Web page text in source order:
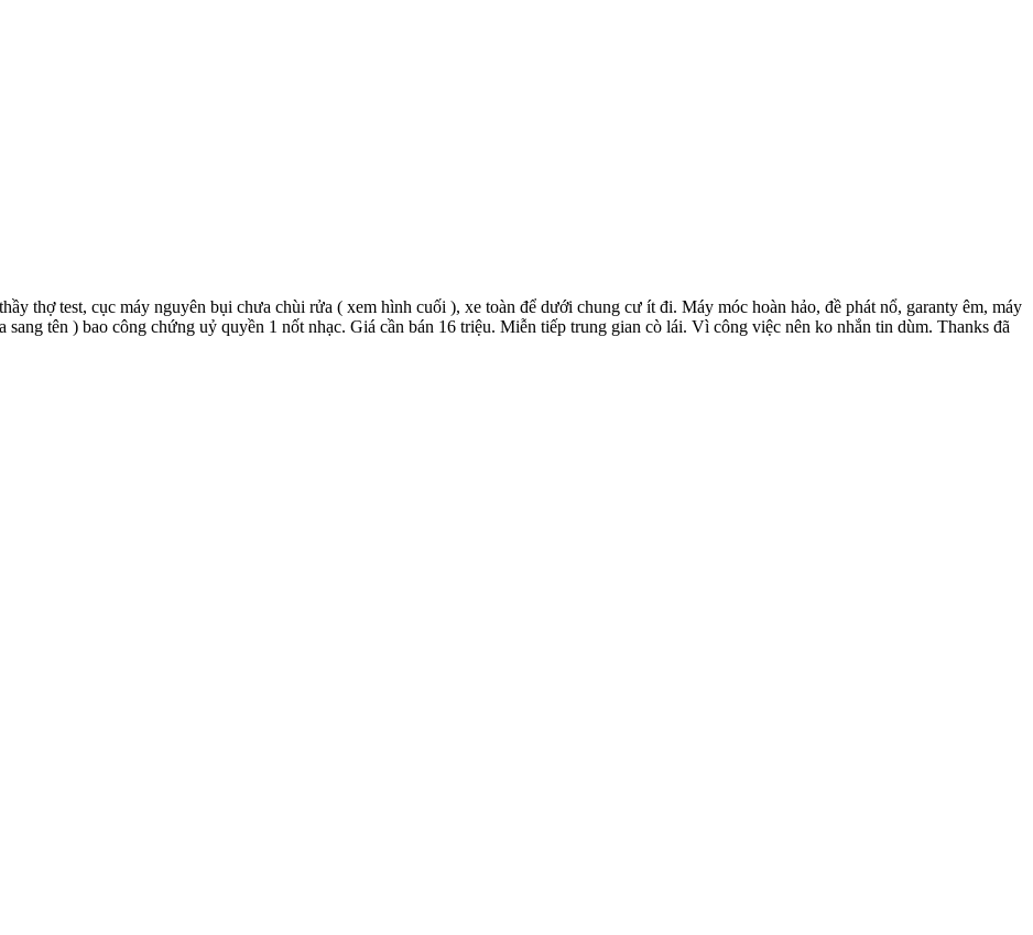
thợ test, cục máy nguyên bụi chưa chùi rửa ( xem hình cuối ), xe toàn để dưới chung cư ít đi. Máy móc hoàn hảo, đề phát nổ, garanty êm, máy
tên ) bao công chứng uỷ quyền 1 nốt nhạc. Giá cần bán 16 triệu. Miễn tiếp trung gian cò lái. Vì công việc nên ko nhắn tin dùm. Thanks đã